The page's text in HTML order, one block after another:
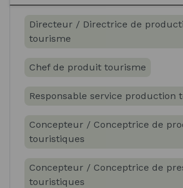
Directeur / Directrice de
tourisme
Chef de produit tourisme
Responsable service production
Concepteur / Conceptrice de
touristiques
Concepteur / Conceptrice de
touristiques